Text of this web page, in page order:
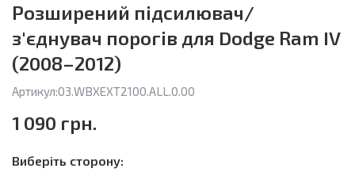
Розширений підсилювач/
з'єднувач порогів для Dodge Ram IV
(2008–2012)
Артикул:03.WBXEXT2100.ALL.0.00
1 090 грн.
Виберіть сторону: